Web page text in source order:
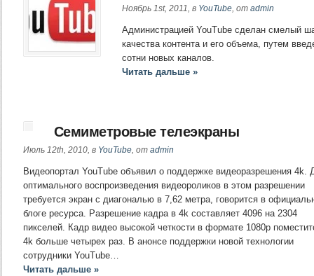
Ноябрь 1st, 2011, в YouTube, от admin
Администрацией YouTube сделан смелый
качества контента и его объема, путем
сотни новых каналов.
Читать дальше »
Cемиметровыe телеэкраны
Июль 12th, 2010, в YouTube, от admin
Видеопортал YouTube объявил о поддержке видеоразрешения 4k.
оптимального воспроизведения видеороликов в этом разрешении
требуется экран с диагональю в 7,62 метра, говорится в
блоге ресурса. Разрешение кадра в 4k составляет 4096 на 2304
пикселей. Кадр видео высокой четкости в формате 1080p
4k больше четырех раз. В анонсе поддержки новой технологии
сотрудники YouTube…
Читать дальше »